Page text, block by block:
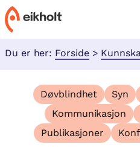
Du er her: Forside >
Døvblindhet Syn
Kommunikasjon
Publikasjoner